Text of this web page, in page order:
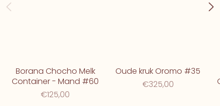
Borana Chocho Melk
Container - Mand #60
€125,00
Oude kruk Oromo #35
€325,00